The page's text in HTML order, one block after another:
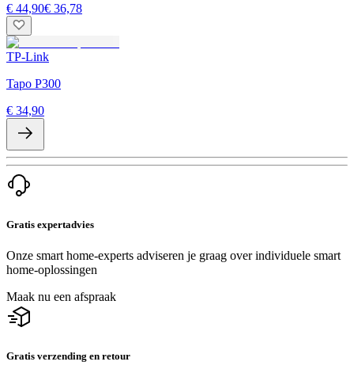
€ 44,90€ 36,78
TP-Link
Tapo P300
€ 34,90
Gratis expertadvies
Onze smart home-experts adviseren je graag over individuele smart
home-oplossingen
Maak nu een afspraak
Gratis verzending en retour